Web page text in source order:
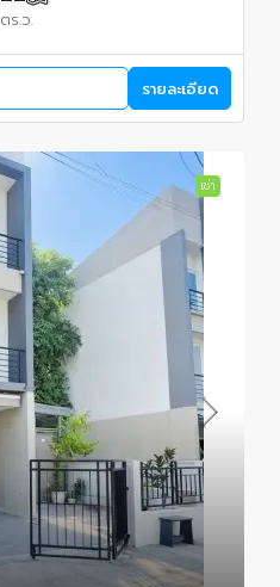
ตร.ว.
รายละเอียด
เช่า